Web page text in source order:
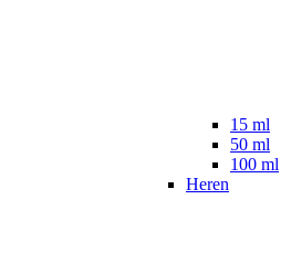
15 ml
50 ml
100 ml
Heren